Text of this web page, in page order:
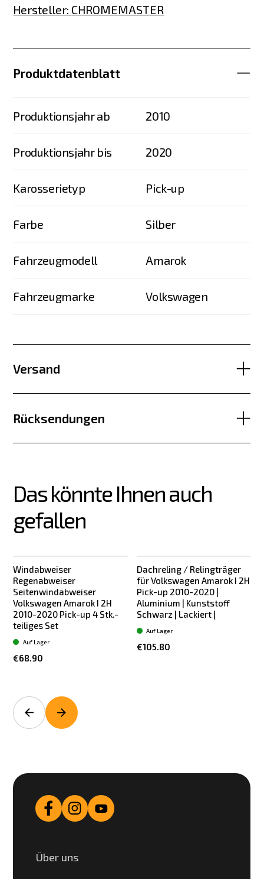
Hersteller: CHROMEMASTER
Produktdatenblatt
Produktionsjahr ab 2010
Produktionsjahr bis 2020
Karosserietyp Pick-up
Farbe Silber
Fahrzeugmodell Amarok
Fahrzeugmarke Volkswagen
Versand
Rücksendungen
Das könnte Ihnen auch
gefallen
Windabweiser
Regenabweiser
Seitenwindabweiser
Volkswagen Amarok I 2H
2010-2020 Pick-up 4 Stk.-
teiliges Set
€68.90
Auf Lager
Dachreling / Relingträger
für Volkswagen Amarok I 2H
Pick-up 2010-2020 |
Aluminium | Kunststoff
Schwarz | Lackiert |
€105.80
Auf Lager
Über uns